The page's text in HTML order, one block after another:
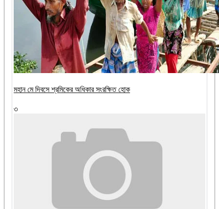
মহান মে দিবসে শ্রমিকের অধিকার সংরক্ষিত হোক
৩